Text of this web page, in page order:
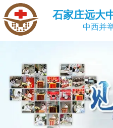
石家庄远大
中西并